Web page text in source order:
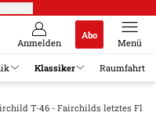
Anmelden
Abo
Menü
Klassiker Raumfahrt
T-46 - Fairchilds letztes